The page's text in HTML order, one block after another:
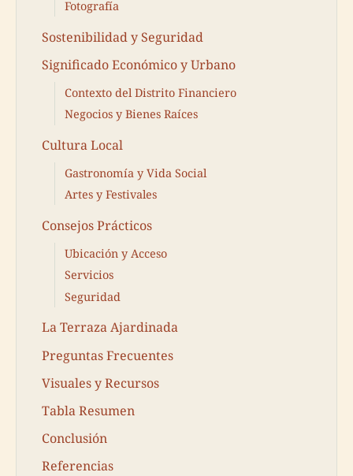
Fotografía
Sostenibilidad y Seguridad
Significado Económico y Urbano
Contexto del Distrito Financiero
Negocios y Bienes Raíces
Cultura Local
Gastronomía y Vida Social
Artes y Festivales
Consejos Prácticos
Ubicación y Acceso
Servicios
Seguridad
La Terraza Ajardinada
Preguntas Frecuentes
Visuales y Recursos
Tabla Resumen
Conclusión
Referencias